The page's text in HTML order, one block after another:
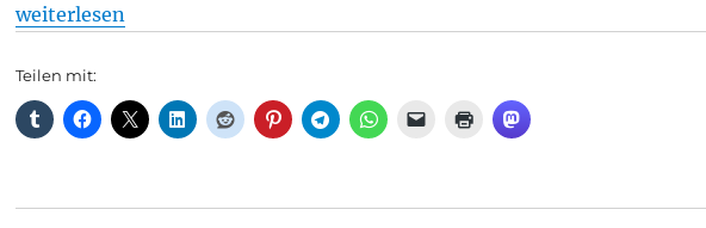
„Straßenverkehr: Reparaturarbeiten auf der Wegedornstraße in
weiterlesen
Teilen mit: